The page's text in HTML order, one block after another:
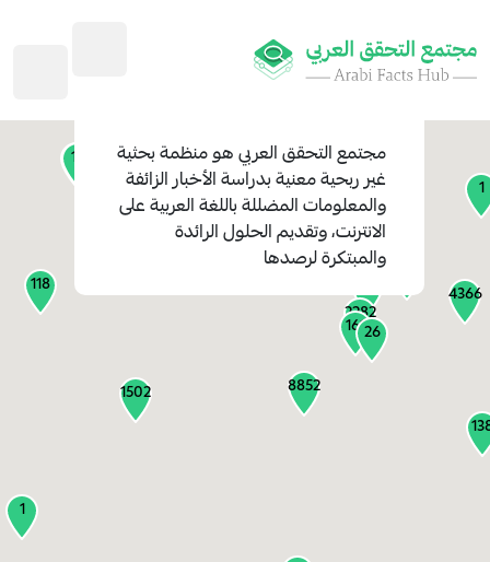
8852
127
45
2282
4366
1502
118
1113
26
1
161
1
مجتمع التحقق العربيهو منظمة بحثية
غير ربحية معنية بدراسة الأخبار الزائفة
والمعلومات المضللة باللغة العربية على
الانترنت، وتقديم الحلول الرائدة
والمبتكرة لرصدها